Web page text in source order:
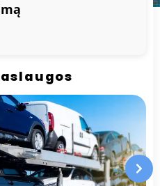
streikas:
logistikai